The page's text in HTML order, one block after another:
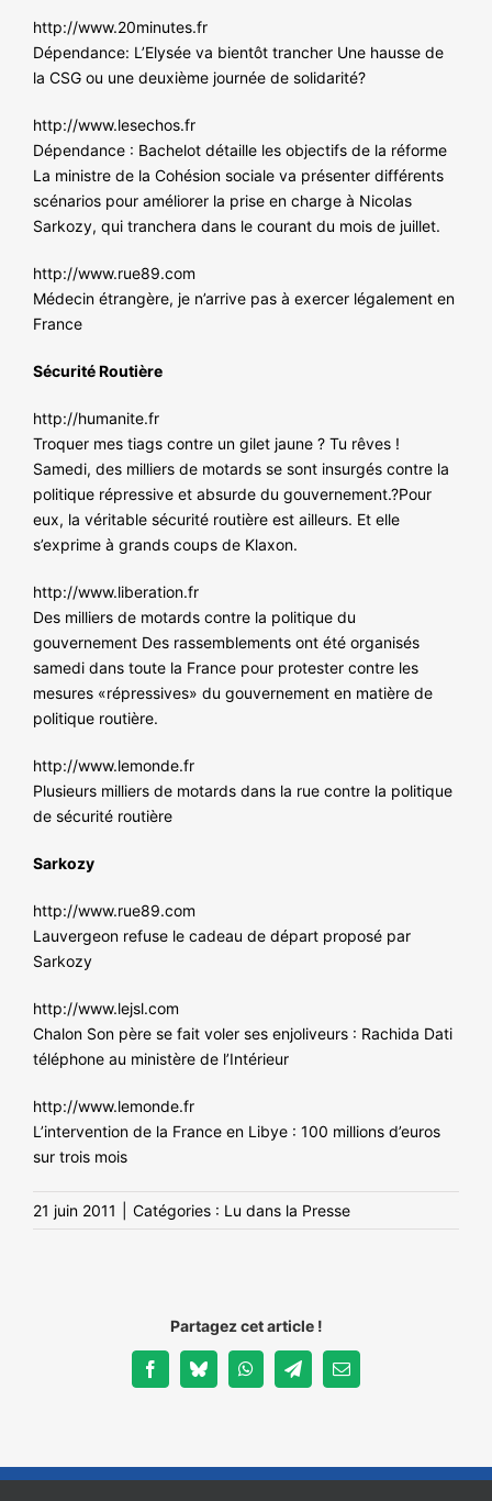
http://www.20minutes.fr
Dépendance: L’Elysée va bientôt trancher Une hausse de
la CSG ou une deuxième journée de solidarité?
http://www.lesechos.fr
Dépendance : Bachelot détaille les objectifs de la réforme
La ministre de la Cohésion sociale va présenter différents
scénarios pour améliorer la prise en charge à Nicolas
Sarkozy, qui tranchera dans le courant du mois de juillet.
http://www.rue89.com
Médecin étrangère, je n’arrive pas à exercer légalement en
France
Sécurité Routière
http://humanite.fr
Troquer mes tiags contre un gilet jaune ? Tu rêves !
Samedi, des milliers de motards se sont insurgés contre la
politique répressive et absurde du gouvernement.?Pour
eux, la véritable sécurité routière est ailleurs. Et elle
s’exprime à grands coups de Klaxon.
http://www.liberation.fr
Des milliers de motards contre la politique du
gouvernement Des rassemblements ont été organisés
samedi dans toute la France pour protester contre les
mesures «répressives» du gouvernement en matière de
politique routière.
http://www.lemonde.fr
Plusieurs milliers de motards dans la rue contre la politique
de sécurité routière
Sarkozy
http://www.rue89.com
Lauvergeon refuse le cadeau de départ proposé par
Sarkozy
http://www.lejsl.com
Chalon Son père se fait voler ses enjoliveurs : Rachida Dati
téléphone au ministère de l’Intérieur
http://www.lemonde.fr
L’intervention de la France en Libye : 100 millions d’euros
sur trois mois
21 juin 2011 Catégories : Lu dans la Presse
Partagez cet article !
FacebookBlueskyWhatsAppTelegramEmail